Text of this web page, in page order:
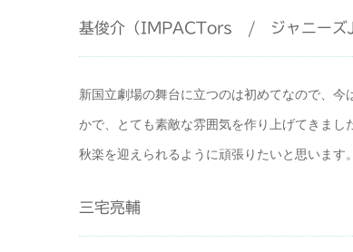
基俊介（IMPACTors / ジャニーズ
新国立劇場の舞台に立つのは初めてなので、
かで、とても素敵な雰囲気を作り上げてきま
秋楽を迎えられるように頑張りたいと思います。
三宅亮輔